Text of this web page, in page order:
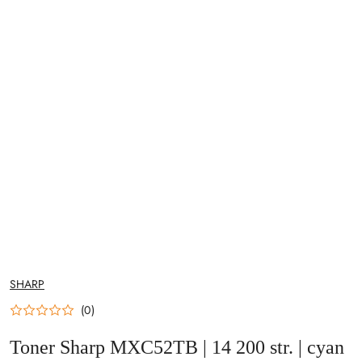
NAZWA
PRODUCENTA:
SHARP
(0)
Toner Sharp MXC52TB | 14 200 str. | cyan